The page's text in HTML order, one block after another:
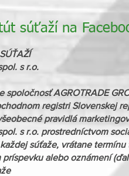
súťaží na
s r.o.
spoločnosť AGROTRADE
registri Slovenskej
pravidlá
s r.o. prostredníctvom
súťaže, vrátane
alebo oznámení